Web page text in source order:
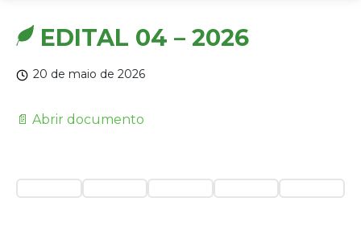
EDITAL 04 – 2026
20 de maio de 2026
📄 Abrir documento